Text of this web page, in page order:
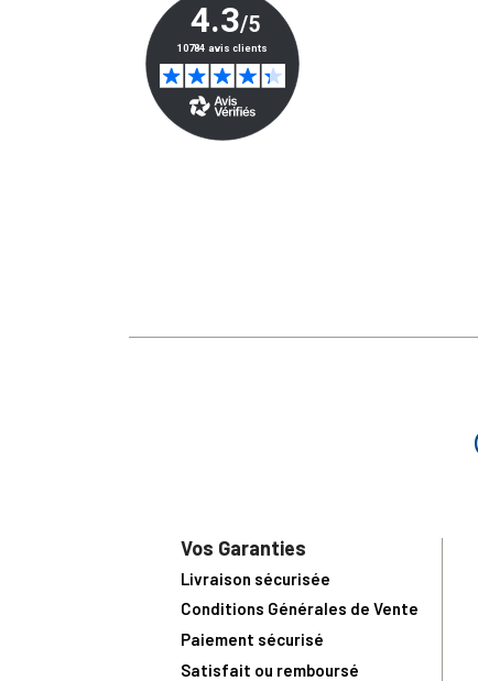
Vos Garanties
Livraison sécurisée
Conditions Générales de Vente
Paiement sécurisé
Satisfait ou remboursé